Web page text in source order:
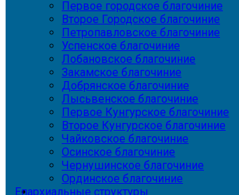
Первое городское благочиние
Второе Городское благочиние
Петропавловское благочиние
Успенское благочиние
Лобановское благочиние
Закамское благочиние
Добрянское благочиние
Лысьвенское благочиние
Первое Кунгурское благочиние
Второе Кунгурское благочиние
Чайковское благочиние
Осинское благочиние
Чернушинское благочиние
Ординское благочиние
Епархиальные структуры